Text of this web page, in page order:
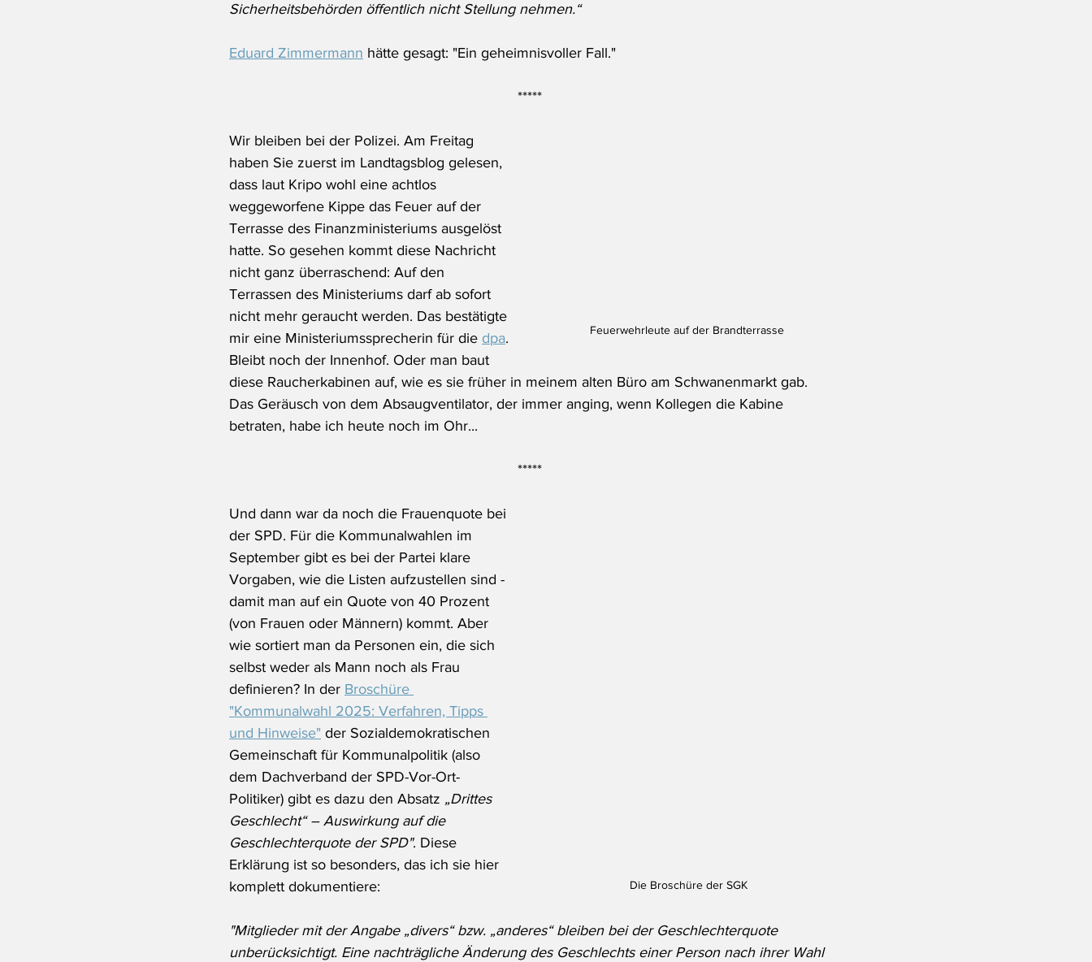
Sicherheitsbehörden öffentlich nicht Stellung nehmen.“
Eduard Zimmermann hätte gesagt: "Ein geheimnisvoller Fall."
*****
Feuerwehrleute auf der Brandterrasse
Wir bleiben bei der Polizei. Am Freitag
haben Sie zuerst im Landtagsblog gelesen,
dass laut Kripo wohl eine achtlos
weggeworfene Kippe das Feuer auf der
Terrasse des Finanzministeriums ausgelöst
hatte. So gesehen kommt diese Nachricht
nicht ganz überraschend: Auf den
Terrassen des Ministeriums darf ab sofort
nicht mehr geraucht werden. Das bestätigte
mir eine Ministeriumssprecherin für die dpa.
Bleibt noch der Innenhof. Oder man baut
diese Raucherkabinen auf, wie es sie früher in meinem alten Büro am Schwanenmarkt gab.
Das Geräusch von dem Absaugventilator, der immer anging, wenn Kollegen die Kabine
betraten, habe ich heute noch im Ohr...
*****
Die Broschüre der SGK
Und dann war da noch die Frauenquote bei
der SPD. Für die Kommunalwahlen im
September gibt es bei der Partei klare
Vorgaben, wie die Listen aufzustellen sind -
damit man auf ein Quote von 40 Prozent
(von Frauen oder Männern) kommt. Aber
wie sortiert man da Personen ein, die sich
selbst weder als Mann noch als Frau
definieren? In der Broschüre
"Kommunalwahl 2025: Verfahren, Tipps
und Hinweise" der Sozialdemokratischen
Gemeinschaft für Kommunalpolitik (also
dem Dachverband der SPD-Vor-Ort-
Politiker) gibt es dazu den Absatz „Drittes
Geschlecht“ – Auswirkung auf die
Geschlechterquote der SPD". Diese
Erklärung ist so besonders, das ich sie hier
komplett dokumentiere:
"Mitglieder mit der Angabe „divers“ bzw. „anderes“ bleiben bei der Geschlechterquote
unberücksichtigt. Eine nachträgliche Änderung des Geschlechts einer Person nach ihrer Wahl